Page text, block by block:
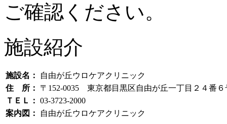
ご確認ください。
施設紹介
施設名：
自由が丘ウロケアクリニック
住 所：
〒152-0035 東京都目黒区自由が丘一丁目２４番
ＴＥＬ： 03-3723-2000
案内図：
自由が丘ウロケアクリニック